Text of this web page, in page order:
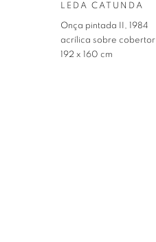
LEDA CATUNDA
Onça pintada II ,
1984
acrílica sobre cobertor
192 x 160 cm